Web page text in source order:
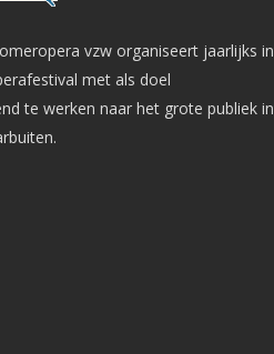
vzw organiseert jaarlijks in
met als doel
te werken naar het grote publiek in